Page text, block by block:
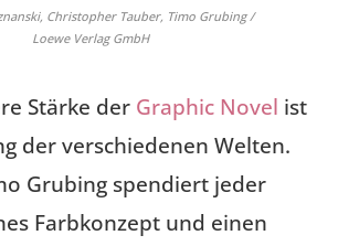
Christopher Tauber, Timo Grubing /
Loewe Verlag GmbH
Stärke der Graphic Novel ist
der verschiedenen Welten.
Grubing spendiert jeder
Farbkonzept und einen